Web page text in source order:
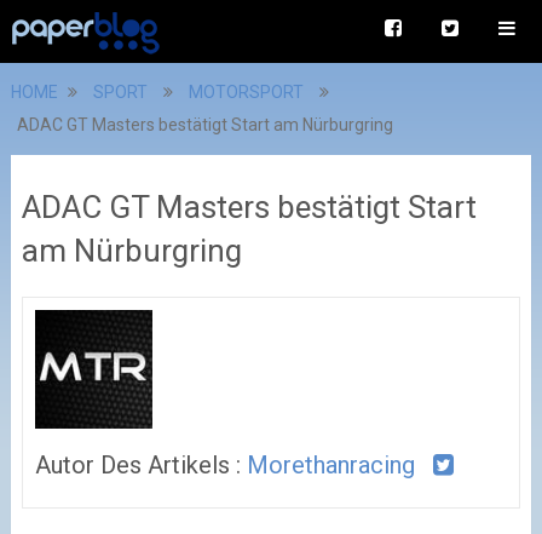
HOME SPORT
MOTORSPORT
ADAC GT Masters bestätigt Start am Nürburgring
ADAC GT Masters bestätigt Start
am Nürburgring
Autor Des Artikels : Morethanracing